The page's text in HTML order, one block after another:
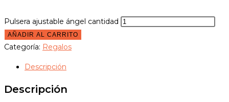
Pulsera ajustable ángel cantidad
AÑADIR AL CARRITO
Categoría: Regalos
Descripción
Descripción